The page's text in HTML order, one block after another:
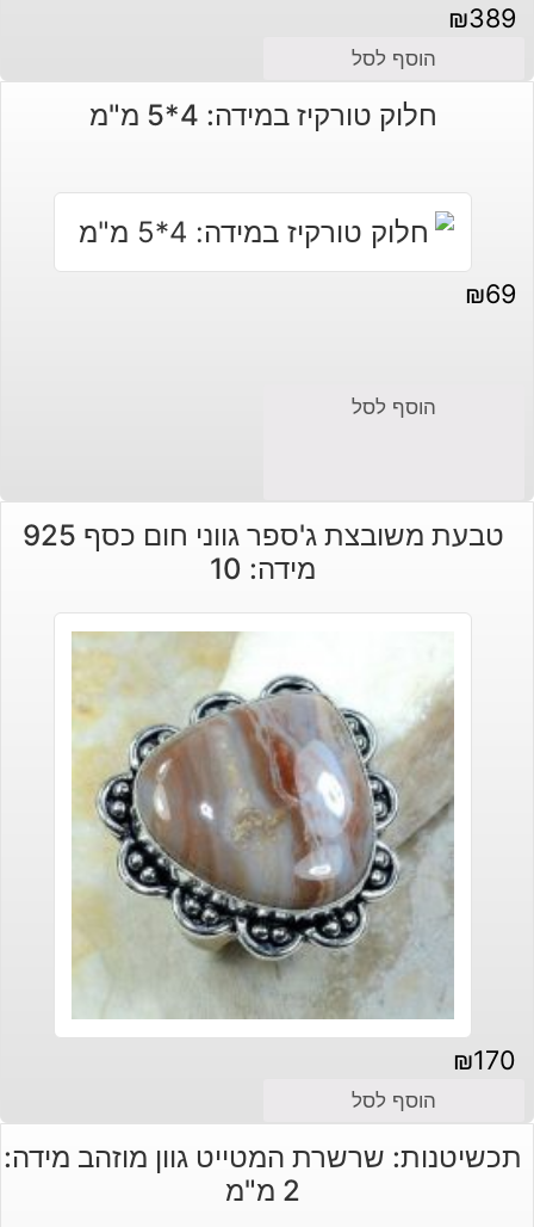
₪389
הוסף לסל
חלוק טורקיז במידה: 4*5 מ"מ
₪69
הוסף לסל
טבעת משובצת ג'ספר גווני חום כסף 925
מידה: 10
₪170
הוסף לסל
תכשיטנות: שרשרת המטייט גוון מוזהב מידה:
2 מ"מ